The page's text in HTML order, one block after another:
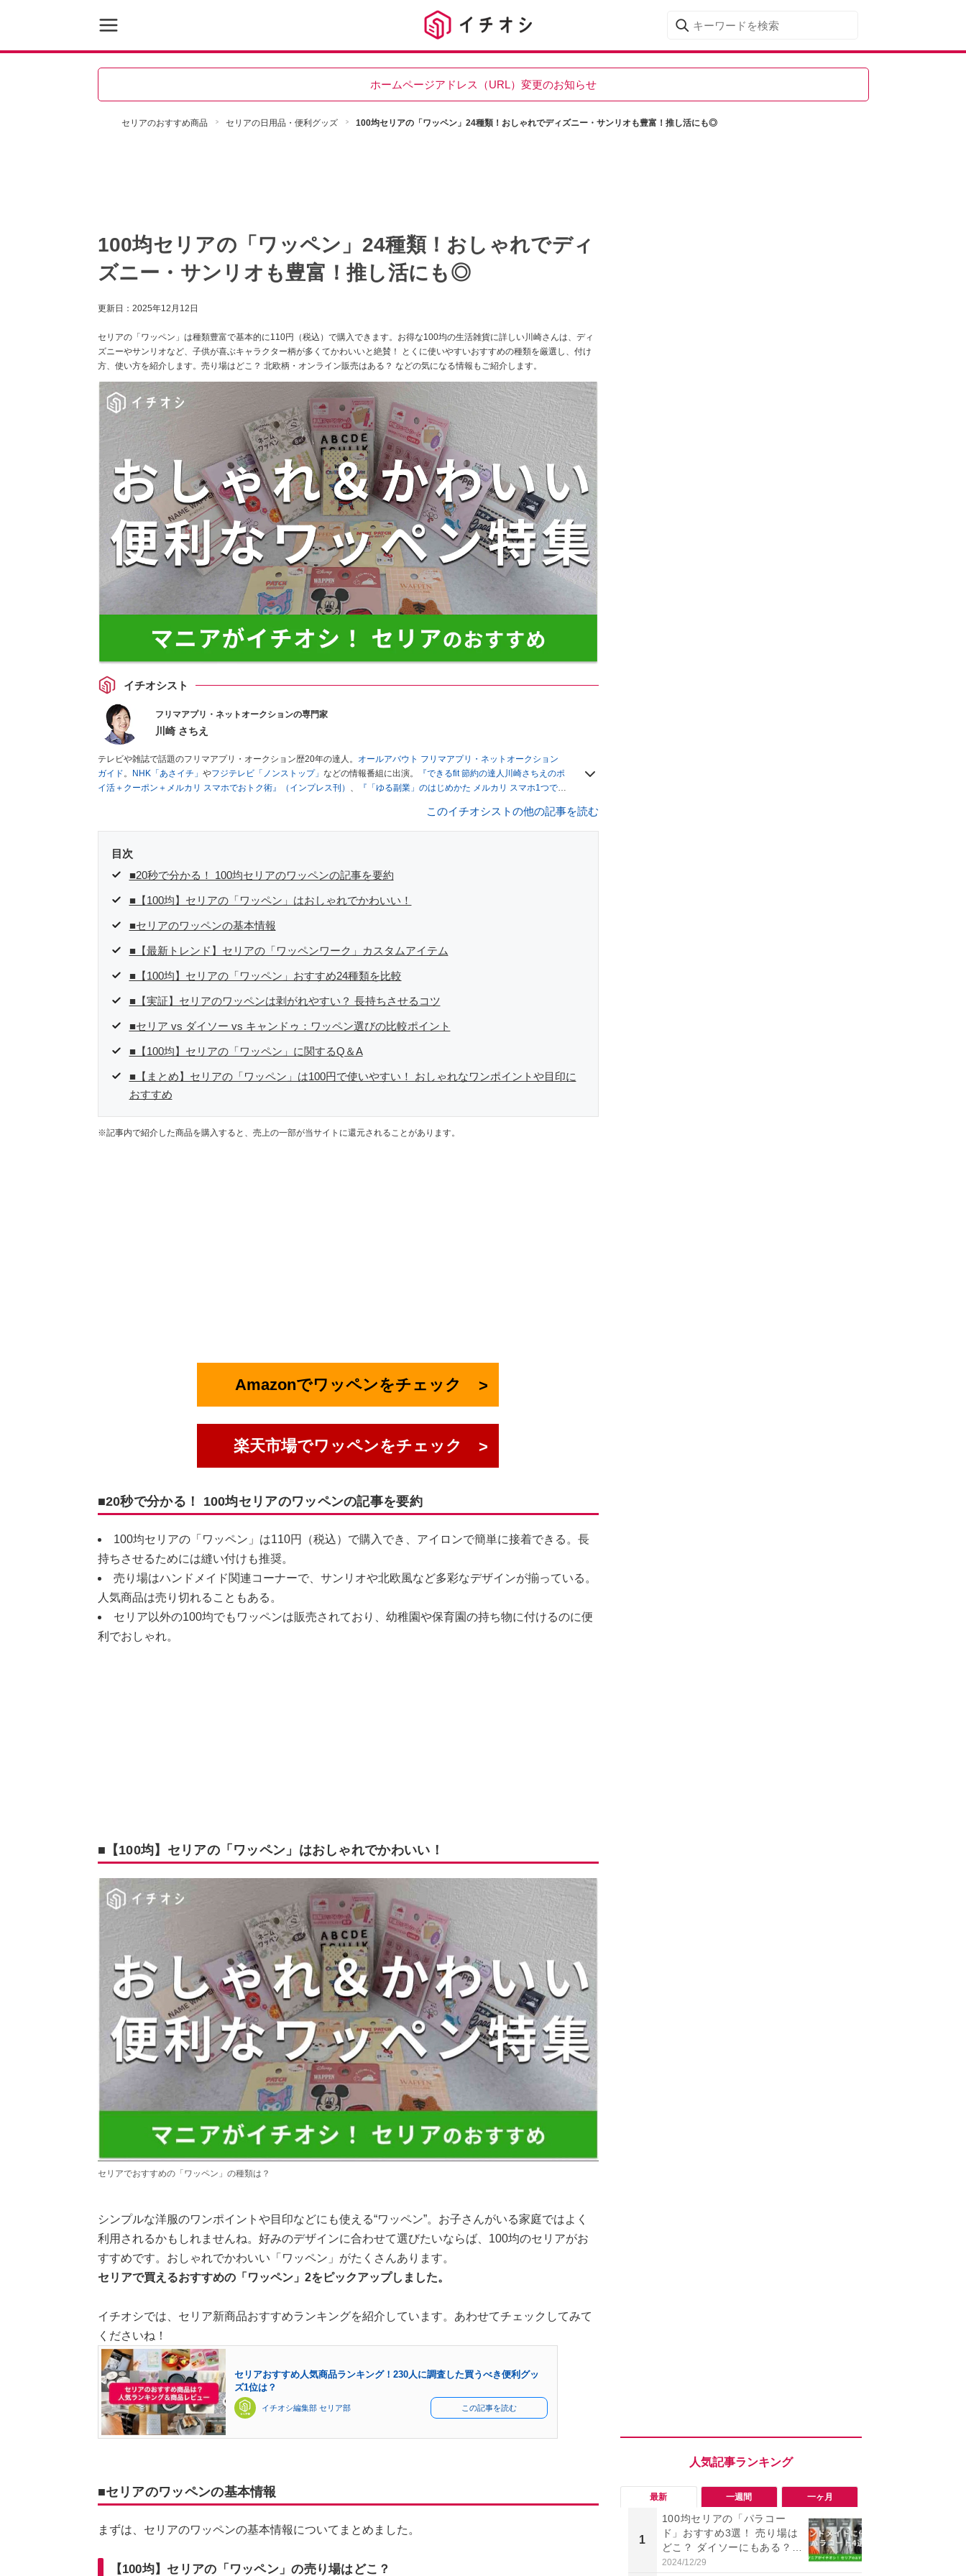
ホームページアドレス（URL）変更のお知らせ
セリアのおすすめ商品 セリアの日用品・便利グッズ 100均セリアの「ワッペン」24種類！おしゃれでディズニー・サンリオも豊富！推し活にも◎
100均セリアの「ワッペン」24種類！おしゃれでディ
ズニー・サンリオも豊富！推し活にも◎
更新日： 2025年12月12日
セリアの「ワッペン」は種類豊富で基本的に110円（税込）で購入できます。お得な100均の生活雑貨に詳しい川崎さんは、ディ
ズニーやサンリオなど、子供が喜ぶキャラクター柄が多くてかわいいと絶賛！ とくに使いやすいおすすめの種類を厳選し、付け
方、使い方を紹介します。売り場はどこ？ 北欧柄・オンライン販売はある？ などの気になる情報もご紹介します。
イチオシスト
フリマアプリ・ネットオークションの専門家
川崎 さちえ
テレビや雑誌で話題のフリマアプリ・オークション歴20年の達人。
オールアバウト フリマアプリ・ネットオークション
ガイド。 NHK「あさイチ」 やフジテレビ「ノンストップ」 などの情報番組に出演。
『できるfit 節約の達人川崎さちえのポ
イ活＋クーポン＋メルカリ スマホでおトク術』（インプレス刊） 、
『「ゆる副業」のはじめかた メルカリ スマホ1つでス
■経歴：2003年、夫が子育てをするために、突然会社を辞める。翌月からの給料が０円になり、家にいながら、しかも空
いた時間でできるオークションに目をつける。しかし、取引の仕方がわからずに、まずは落札者として参加。その後、出
を生活の一部に取り入れるべく、「ネットオークションやフリマアプリは生活のインフラになる」という考えを持つ。ま
た消費税増税の社会においては、ネットオークションやフリマアプリが家計の救世主になりえると考え、業者とは違う視
このイチオシストの他の記事を読む
目次
■20秒で分かる！ 100均セリアのワッペンの記事を要約
■【100均】セリアの「ワッペン」はおしゃれでかわいい！
■セリアのワッペンの基本情報
■【最新トレンド】セリアの「ワッペンワーク」カスタムアイテム
■【100均】セリアの「ワッペン」おすすめ24種類を比較
■【実証】セリアのワッペンは剥がれやすい？ 長持ちさせるコツ
■セリア vs ダイソー vs キャンドゥ：ワッペン選びの比較ポイント
■【100均】セリアの「ワッペン」に関するQ＆A
■【まとめ】セリアの「ワッペン」は100円で使いやすい！ おしゃれなワンポイントや目印に
おすすめ
※記事内で紹介した商品を購入すると、売上の一部が当サイトに還元されることがあります。
Amazonでワッペンをチェック
楽天市場でワッペンをチェック
■20秒で分かる！ 100均セリアのワッペンの記事を要約
100均セリアの「ワッペン」は110円（税込）で購入でき、アイロンで簡単に接着できる。長
持ちさせるためには縫い付けも推奨。
売り場はハンドメイド関連コーナーで、サンリオや北欧風など多彩なデザインが揃っている。
人気商品は売り切れることもある。
セリア以外の100均でもワッペンは販売されており、幼稚園や保育園の持ち物に付けるのに便
利でおしゃれ。
■【100均】セリアの「ワッペン」はおしゃれでかわいい！
セリアでおすすめの「ワッペン」の種類は？
シンプルな洋服のワンポイントや目印などにも使える“ワッペン”。お子さんがいる家庭ではよく
利用されるかもしれませんね。好みのデザインに合わせて選びたいならば、100均のセリアがお
すすめです。おしゃれでかわいい「ワッペン」がたくさんあります。
セリアで買えるおすすめの「ワッペン」2をピックアップしました。
イチオシでは、セリア新商品おすすめランキングを紹介しています。あわせてチェックしてみて
くださいね！
セリアおすすめ人気商品ランキング！230人に調査した買うべき便利グッ
ズ1位は？
イチオシ編集部 セリア部 この記事を読む
■セリアのワッペンの基本情報
まずは、セリアのワッペンの基本情報についてまとめました。
【100均】セリアの「ワッペン」の売り場はどこ？
最新 一週間 一ヶ月
1
100均セリアの「パラコー
ド」おすすめ3選！ 売り場は
どこ？ ダイソーにもある？
色・長さ・太さも種類豊富
2024/12/29